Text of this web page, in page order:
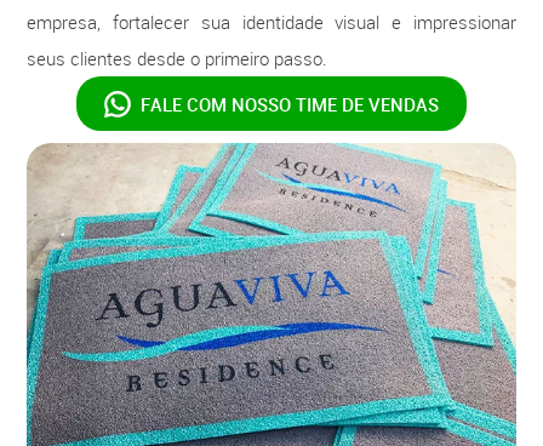
empresa, fortalecer sua identidade visual e impressionar
seus clientes desde o primeiro passo.
FALE COM NOSSO TIME DE VENDAS